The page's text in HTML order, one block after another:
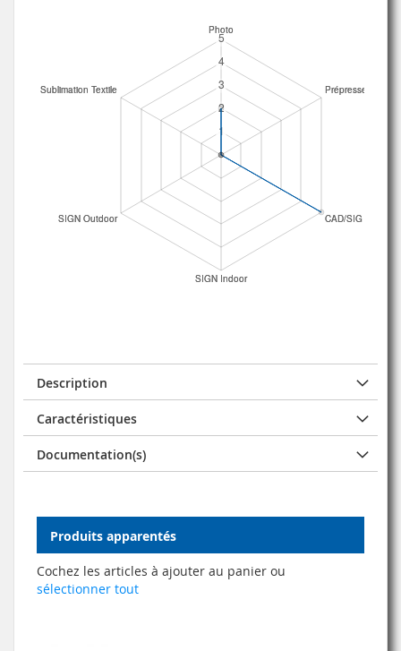
Description
Caractéristiques
Documentation(s)
Produits apparentés
Cochez les articles à ajouter au panier ou
sélectionner tout